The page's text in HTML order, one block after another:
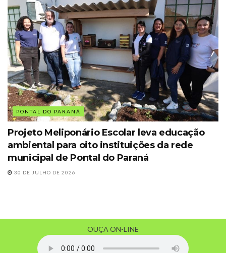
PONTAL DO PARANÁ
Projeto Meliponário Escolar leva educação
ambiental para oito instituições da rede
municipal de Pontal do Paraná
30 DE JULHO DE 2026
OUÇA ON-LINE